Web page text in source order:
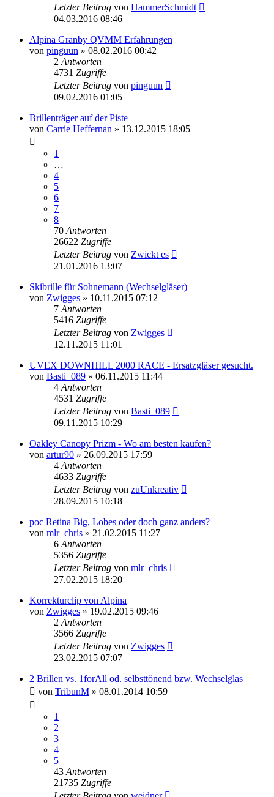
Letzter Beitrag von HammerSchmidt
04.03.2016 08:46
Alpina Granby QVMM Erfahrungen
von pinguun » 08.02.2016 00:42
2 Antworten
4731 Zugriffe
Letzter Beitrag von pinguun
09.02.2016 01:05
Brillenträger auf der Piste
von Carrie Heffernan » 13.12.2015 18:05
1
…
4
5
6
7
8
70 Antworten
26622 Zugriffe
Letzter Beitrag von Zwickt es
21.01.2016 13:07
Skibrille für Sohnemann (Wechselgläser)
von Zwigges » 10.11.2015 07:12
7 Antworten
5416 Zugriffe
Letzter Beitrag von Zwigges
12.11.2015 11:01
UVEX DOWNHILL 2000 RACE - Ersatzgläser gesucht.
von Basti_089 » 06.11.2015 11:44
4 Antworten
4531 Zugriffe
Letzter Beitrag von Basti_089
09.11.2015 10:29
Oakley Canopy Prizm - Wo am besten kaufen?
von artur90 » 26.09.2015 17:59
4 Antworten
4633 Zugriffe
Letzter Beitrag von zuUnkreativ
28.09.2015 10:18
poc Retina Big, Lobes oder doch ganz anders?
von mlr_chris » 21.02.2015 11:27
6 Antworten
5356 Zugriffe
Letzter Beitrag von mlr_chris
27.02.2015 18:20
Korrekturclip von Alpina
von Zwigges » 19.02.2015 09:46
2 Antworten
3566 Zugriffe
Letzter Beitrag von Zwigges
23.02.2015 07:07
2 Brillen vs. 1forAll od. selbsttönend bzw. Wechselglas
von TribunM » 08.01.2014 10:59
1
2
3
4
5
43 Antworten
21735 Zugriffe